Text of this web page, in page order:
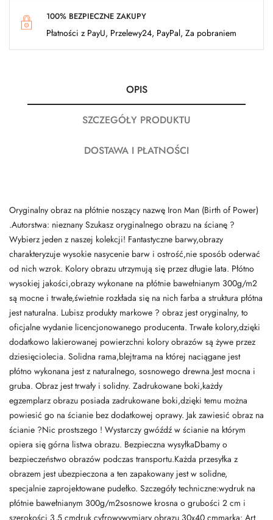
100% BEZPIECZNE ZAKUPY
Płatności z PayU, Przelewy24, PayPal, Za pobraniem
OPIS
SZCZEGÓŁY PRODUKTU
DOSTAWA I PŁATNOŚCI
Oryginalny obraz na płótnie noszący nazwę Iron Man (Birth of Power)
.Autorstwa: nieznany Szukasz oryginalnego obrazu na ścianę ?
Wybierz jeden z naszej kolekcji! Fantastyczne barwy,obrazy
charakteryzuje wysokie nasycenie barw i ostrość,nie sposób oderwać
od nich wzrok. Kolory obrazu utrzymują się przez długie lata. Płótno
wysokiej jakości,obrazy wykonane na płótnie bawełnianym 300g/m2
są mocne i trwałe,świetnie rozkłada się na nich farba a struktura płótna
jest naturalna. Lubisz produkty markowe ? obraz jest oryginalny, to
oficjalne wydanie licencjonowanego producenta. Trwałe kolory,dzięki
dodatkowo lakierowanej powierzchni kolory obrazów są żywe przez
dziesięciolecia. Solidna rama,blejtrama na której naciągane jest
płótno wykonana jest z naturalnego, sosnowego drewna.Jest mocna i
gruba. Obraz jest trwały i solidny. Zadrukowane boki,każdy
egzemplarz obrazu posiada zadrukowane boki,dzięki temu można
powiesić go na ścianie bez dodatkowej oprawy. Jak zawiesić obraz na
ścianie ?Nic prostszego ! Wystarczy gwóźdź w ścianie na którym
opiera się górna listwa obrazu. Bezpieczna wysyłkaDbamy o
bezpieczeństwo obrazów podczas transportu.Każda przesyłka z
obrazem jest ubezpieczona a ten zapakowany jest w solidne,
specjalnie zaprojektowane pudełko. Szczegóły techniczne:wydruk na
płótnie bawełnianym 300g/m2sosnowe krosna o grubości 2 cm i